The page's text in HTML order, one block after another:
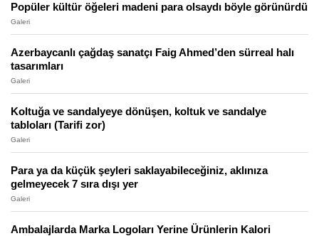
Popüler kültür öğeleri madeni para olsaydı böyle görünürdü
Galeri
Azerbaycanlı çağdaş sanatçı Faig Ahmed’den sürreal halı
tasarımları
Galeri
Koltuğa ve sandalyeye dönüşen, koltuk ve sandalye
tabloları (Tarifi zor)
Galeri
Para ya da küçük şeyleri saklayabileceğiniz, aklınıza
gelmeyecek 7 sıra dışı yer
Galeri
Ambalajlarda Marka Logoları Yerine Ürünlerin Kalori